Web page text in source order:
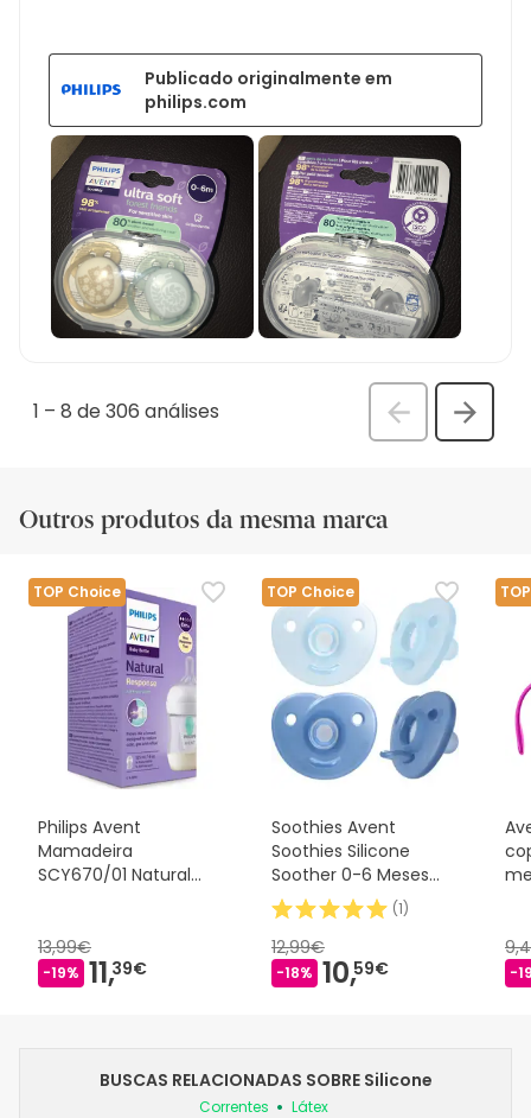
Publicado originalmente em
philips.com
1 – 8 de 306 análises
Anterior
Outros produtos da mesma marca
TOP Choice
Philips Avent
Mamadeira
SCY670/01 Natural
13,99€
-19% 11,39€
TOP Choice
Soothies Avent
Soothies Silicone
Soother 0-6 Meses
Azul 2 peças
(1)
12,99€
-18% 10,59€ -
BUSCAS RELACIONADAS SOBRE Silicone
Correntes Látex